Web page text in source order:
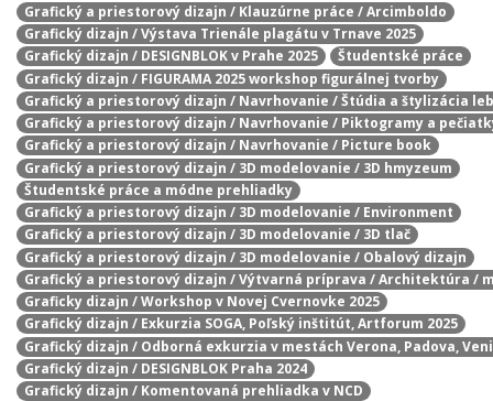
Grafický a priestorový dizajn / Klauzúrne práce / Arcimboldo
Grafický dizajn / Výstava Trienále plagátu v Trnave 2025
Grafický dizajn / DESIGNBLOK v Prahe 2025
Študentské práce
Grafický dizajn / FIGURAMA 2025 workshop figurálnej tvorby
Grafický a priestorový dizajn / Navrhovanie / Štúdia a štylizácia
Grafický a priestorový dizajn / Navrhovanie / Piktogramy a
Grafický a priestorový dizajn / Navrhovanie / Picture book
Grafický a priestorový dizajn / 3D modelovanie / 3D hmyzeum
Študentské práce a módne prehliadky
Grafický a priestorový dizajn / 3D modelovanie / Environment
Grafický a priestorový dizajn / 3D modelovanie / 3D tlač
Grafický a priestorový dizajn / 3D modelovanie / Obalový dizajn
Grafický a priestorový dizajn / Výtvarná príprava / Architektúra /
Graficky dizajn / Workshop v Novej Cvernovke 2025
Grafický dizajn / Exkurzia SOGA, Poľský inštitút, Artforum 2025
Grafický dizajn / Odborná exkurzia v mestách Verona, Padova,
Grafický dizajn / DESIGNBLOK Praha 2024
Grafický dizajn / Komentovaná prehliadka v NCD